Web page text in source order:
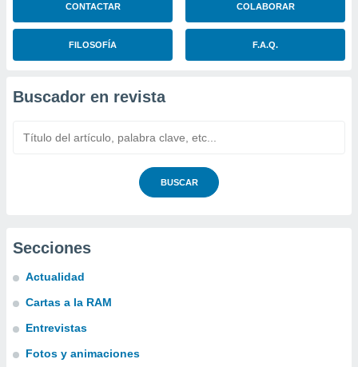
CONTACTAR COLABORAR
FILOSOFÍA F.A.Q.
Buscador en revista
BUSCAR
Secciones
Actualidad
Cartas a la RAM
Entrevistas
Fotos y animaciones